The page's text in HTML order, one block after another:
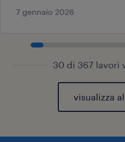
7 gennaio 2026
30 di 367 lavori
visualizza